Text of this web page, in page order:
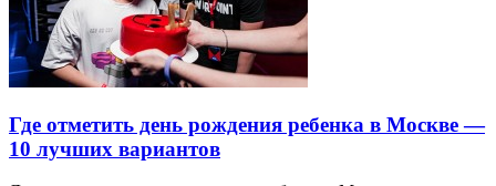
Где отметить день рождения ребенка в Москве —
10 лучших вариантов